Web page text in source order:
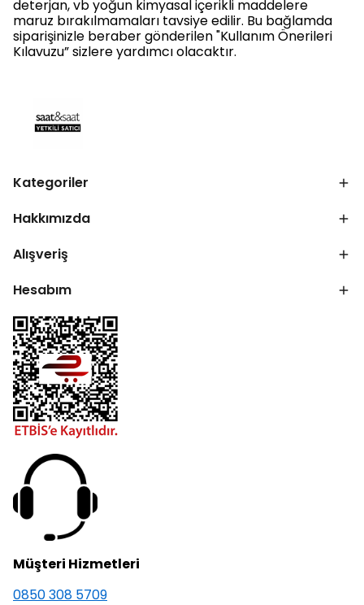
deterjan, vb yoğun kimyasal içerikli maddelere
maruz bırakılmamaları tavsiye edilir. Bu bağlamda
siparişinizle beraber gönderilen "Kullanım Önerileri
Kılavuzu” sizlere yardımcı olacaktır.
Kategoriler
Hakkımızda
Alışveriş
Hesabım
Müşteri Hizmetleri
0850 308 5709